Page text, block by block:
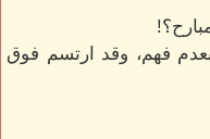
فهم، وقد ارتسم فوق